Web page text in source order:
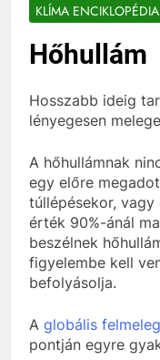
KLÍMA ENCIKLOPÉDIA
Hőhullám
Hosszabb ideig
lényegesen
A hőhullámnak
egy előre
túllépésekor,
érték 90%-ánál
beszélnek
figyelembe kell
befolyásolja.
A globális
pontján egyre